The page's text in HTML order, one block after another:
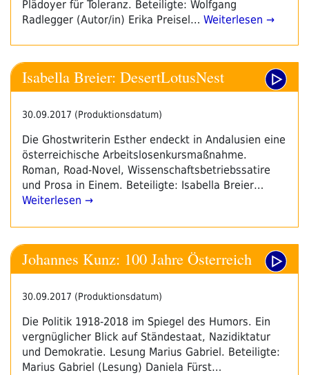
Plädoyer für Toleranz. Beteiligte: Wolfgang
Radlegger (Autor/in) Erika Preisel… Weiterlesen →
Isabella Breier: DesertLotusNest
30.09.2017 (Produktionsdatum)
Die Ghostwriterin Esther endeckt in Andalusien eine
österreichische Arbeitslosenkursmaßnahme.
Roman, Road-Novel, Wissenschaftsbetriebssatire
und Prosa in Einem. Beteiligte: Isabella Breier…
Weiterlesen →
Johannes Kunz: 100 Jahre Österreich
30.09.2017 (Produktionsdatum)
Die Politik 1918-2018 im Spiegel des Humors. Ein
vergnüglicher Blick auf Ständestaat, Nazidiktatur
und Demokratie. Lesung Marius Gabriel. Beteiligte:
Marius Gabriel (Lesung) Daniela Fürst…